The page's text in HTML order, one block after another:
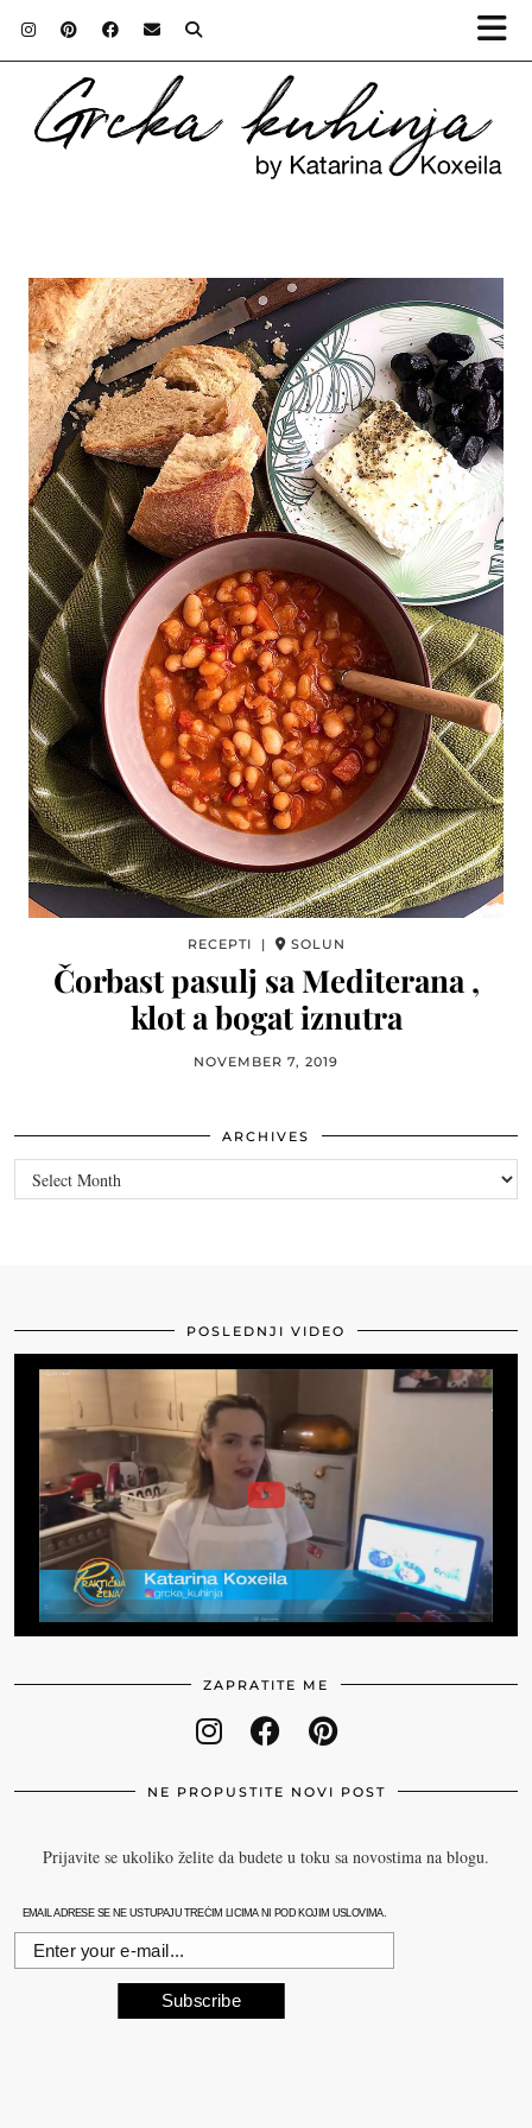
RECEPTI | SOLUN
Čorbast pasulj sa Mediterana ,
klot a bogat iznutra
NOVEMBER 7, 2019
ARCHIVES
Archives
POSLEDNJI VIDEO
ZAPRATITE ME
NE PROPUSTITE NOVI POST
Prijavite se ukoliko želite da budete u toku sa novostima na blogu.
Subscribe
EMAIL ADRESE SE NE USTUPAJU TREĆIM LICIMA NI POD KOJIM USLOVIMA.